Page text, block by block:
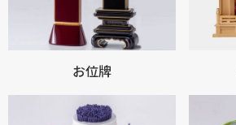
お位牌